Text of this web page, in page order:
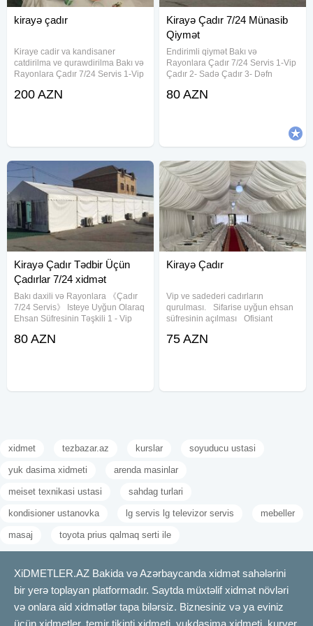
kirayə çadır
Kiraye cadir va kandisaner
catdirilma ve qurawdirilma Bakı və
Rayonlara Çadır 7/24 Servis 1-Vip
maşını 4- Kandisaner 5- Aşbaz 6-
200 AZN
Kirayə Çadır 7/24 Münasib
Qiymət
Endirimli qiymət Bakı və
Rayonlara Çadır 7/24 Servis 1-Vip
Çadır 2- Sadə Çadır 3- Dəfn
Salatçı 7- Çayçı 8-Ofisant Kişi &
80 AZN
Kirayə Çadır Tədbir Üçün
Çadırlar 7/24 xidmət
Bakı daxili və Rayonlara 《Çadır
7/24 Servis》 Isteye Uyğun Olaraq
Ehsan Süfresinin Təşkili 1 - Vip
maşını 4 - Kondisaner 5 - Cənazə
80 AZN
Kirayə Çadır
Vip ve sadederi cadırların
qurulması. Sifarise uyğun ehsan
süfresinin açılması Ofisiant
qaşıq Stol stul Samavar Defn
75 AZN
xidmet tezbazar.az kurslar soyuducu ustasi
yuk dasima xidmeti arenda masinlar
meiset texnikasi ustasi sahdag turlari
kondisioner ustanovka lg servis lg televizor servis mebeller
masaj toyota prius qalmaq serti ile
XiDMETLER.AZ Bakida və Azərbaycanda xidmət sahələrini
bir yerə toplayan platformadır. Saytda müxtəlif xidmət növləri
və onlara aid xidmətlər tapa bilərsiz. Biznesiniz və ya eviniz